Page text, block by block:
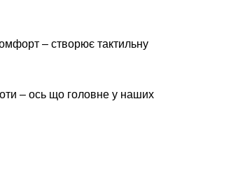
– створює тактильну
– ось що головне у наших